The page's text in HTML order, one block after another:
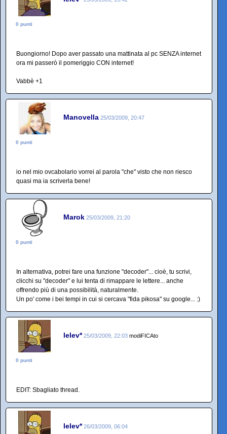
0 punti
Buongiorno! Dopo aver passato una mattinata al pc SENZA internet
ora mi passerò il pomeriggio CON internet!
Vabbè +1
Manovella 25/03/2009, 20:47
0 punti
io nel mio ovcabolario vorrei al parola "che" visto che non riesco
quasi ma ia scriverla bene!
Marok 25/03/2009, 21:20
0 punti
In alternativa, potrei fare una funzione "decoder"... cioè, tu scrivi,
clicchi su "decoder" e lui tenta di rimappare le lettere... anche
offrendo più di una possibilità, naturalmente.
Un po' come i bei tempi in cui si cercava "fida pikosa" su google... :)
lelev* 25/03/2009, 22:03 modiFICAto
0 punti
EDIT: Sbagliato thread.
lelev* 26/03/2009, 06:04